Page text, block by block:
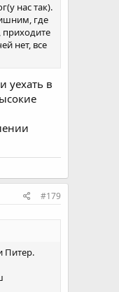
нас так).
где
приходите
нет, все
уехать в
#179
Питер.